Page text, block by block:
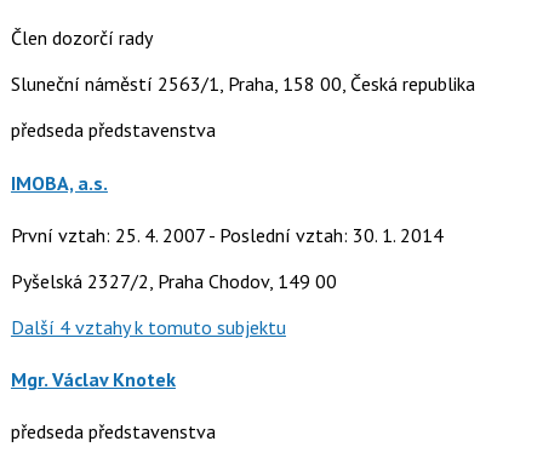
Člen dozorčí rady
Sluneční náměstí 2563/1, Praha, 158 00, Česká republika
předseda představenstva
IMOBA, a.s.
První vztah: 25. 4. 2007 - Poslední vztah: 30. 1. 2014
Pyšelská 2327/2, Praha Chodov, 149 00
Další 4 vztahy k tomuto subjektu
Mgr. Václav Knotek
předseda představenstva